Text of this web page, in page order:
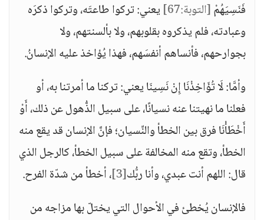
فَنَسِيَهُمْ[التوبة:67]
يعني: تركوا طاعتَه، وتركوا ذكرَه
وعبادته، فلم يذكروه بقلوبهم، ولا بألسنتهم، ولا
بجوارحهم، فأنساهم أنفسَهم، فهذا يُؤاخذ عليه الإنسانُ.
وأمَّا: لَا تُؤَاخِذْنَا إِنْ نَسِينَا يعني: تركنا ما أمرتنا به، أو
فعلنا ما نهيتنا عنه نسيانًا، على سبيل الذُّهول عن ذلك، أَوْ
أَخْطَأْنَا فرق بين الخطأ والنِّسيان؛ فإنَّ الإنسان قد يقع منه
الخطأ، وتقع منه المخالفة على سبيل الخطأ، كالرجل الذي
قال: اللهم أنت عبدي، وأنا ربُّك[3] ، أخطأ من شدّة الفرح.
فالإنسان يُخطئ في الأحوال التي يختلّ بها مزاجه من